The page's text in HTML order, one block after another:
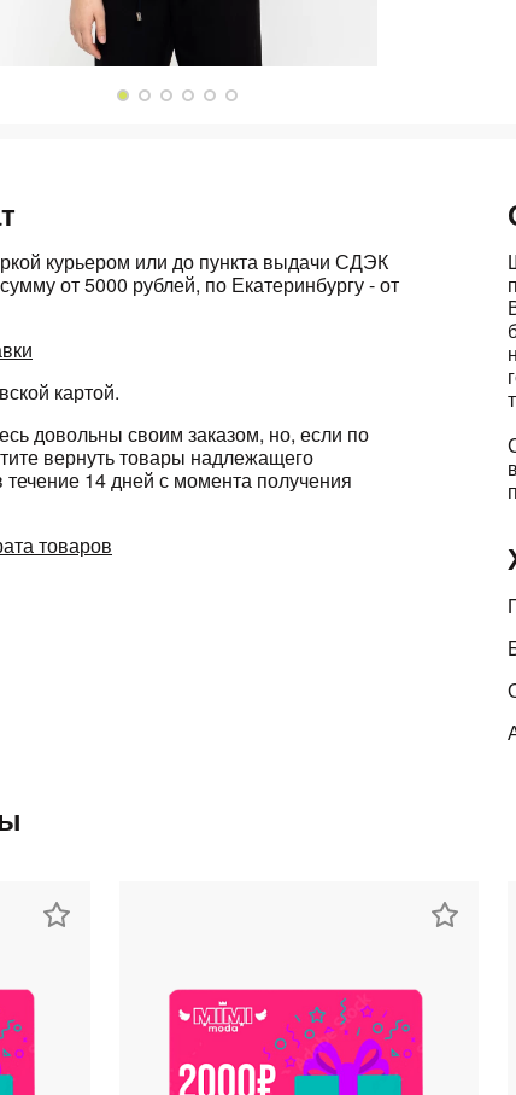
курьером или до пункта выдачи СДЭК
от 5000 рублей, по Екатеринбургу - от
картой.
довольны своим заказом, но, если по
вернуть товары надлежащего
течение 14 дней с момента получения
товаров
% картой любого
Получайте товар
об оплате
Остались